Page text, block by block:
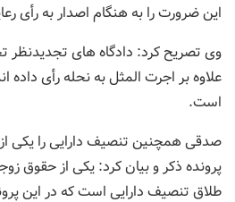
این ضرورت را به هنگام اصدار به رأی
وی تصریح کرد: دادگاه های تجدیدنظر
علاوه بر اجرت المثل به نحله رأی داده
است.
صدقی همچنین تنصیف دارایی را یکی
پرونده ذکر و بیان کرد: یکی از حقوق
طلاق تنصیف دارایی است که در این